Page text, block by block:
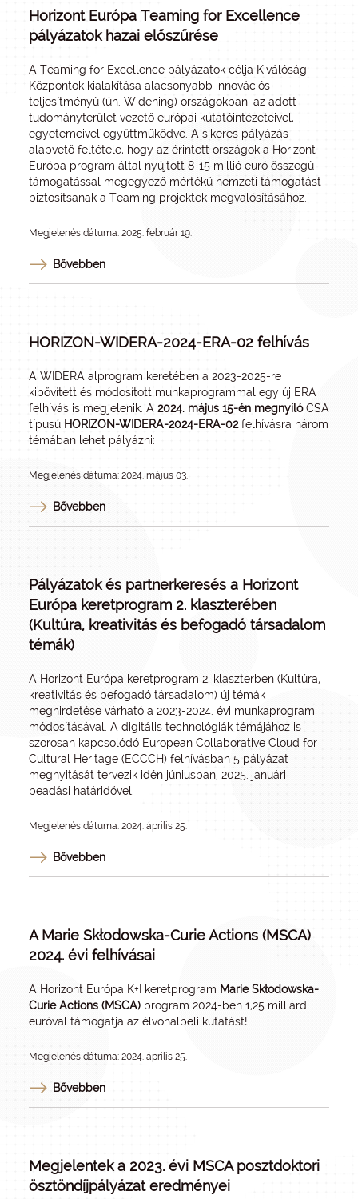
Horizont Európa Teaming for Excellence
pályázatok hazai előszűrése
A Teaming for Excellence pályázatok célja Kiválósági
Központok kialakítása alacsonyabb innovációs
teljesítményű (ún. Widening) országokban, az adott
tudományterület vezető európai kutatóintézeteivel,
egyetemeivel együttműködve. A sikeres pályázás
alapvető feltétele, hogy az érintett országok a Horizont
Európa program által nyújtott 8-15 millió euró összegű
támogatással megegyező mértékű nemzeti támogatást
biztosítsanak a Teaming projektek megvalósításához.
Megjelenés dátuma: 2025. február 19.
Bővebben
HORIZON-WIDERA-2024-ERA-02 felhívás
A WIDERA alprogram keretében a 2023-2025-re
kibővített és módosított munkaprogrammal egy új ERA
felhívás is megjelenik. A 2024. május 15-én megnyílóCSA
típusú HORIZON-WIDERA-2024-ERA-02felhívásra három
témában lehet pályázni:
Megjelenés dátuma: 2024. május 03.
Bővebben
Pályázatok és partnerkeresés a Horizont
Európa keretprogram 2. klaszterében
(Kultúra, kreativitás és befogadó társadalom
témák)
A Horizont Európa keretprogram 2. klaszterben (Kultúra,
kreativitás és befogadó társadalom) új témák
meghirdetése várható a 2023-2024. évi munkaprogram
módosításával . A digitális technológiák témájához is
szorosan kapcsolódó European Collaborative Cloud for
Cultural Heritage (ECCCH) felhívásban 5 pályázat
megnyitását tervezik idén júniusban, 2025. januári
beadási határidővel.
Megjelenés dátuma: 2024. április 25.
Bővebben
A Marie Skłodowska-Curie Actions (MSCA)
2024. évi felhívásai
A Horizont Európa K+I keretprogram Marie Skłodowska-
Curie Actions (MSCA) program 2024-ben 1,25 milliárd
euróval támogatja az élvonalbeli kutatást!
Megjelenés dátuma: 2024. április 25.
Bővebben
Megjelentek a 2023. évi MSCA posztdoktori
ösztöndíjpályázat eredményei